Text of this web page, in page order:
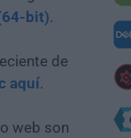
bit).
de
aquí.
web son